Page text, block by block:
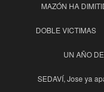
MAZÓN HA
DOBLE VICTIMAS
UN AÑO
SEDAVÍ, Jose ya